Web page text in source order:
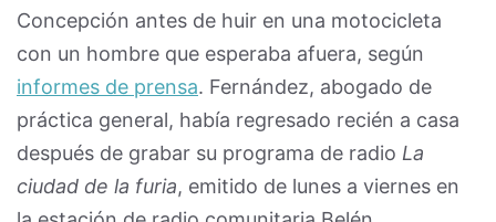
Concepción antes de huir en una motocicleta
con un hombre que esperaba afuera, según
informes de prensa. Fernández, abogado de
práctica general, había regresado recién a casa
después de grabar su programa de radio La
ciudad de la furia, emitido de lunes a viernes en